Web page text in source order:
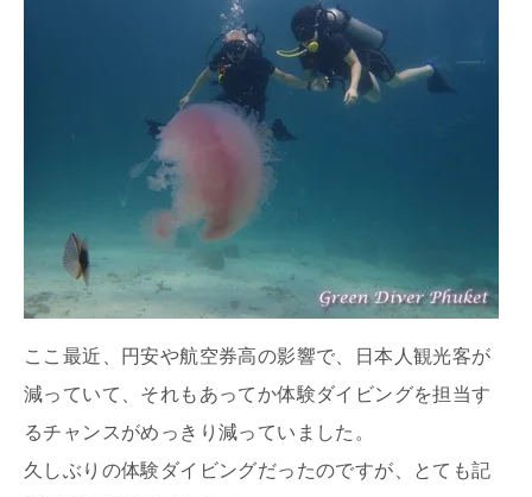
ここ最近、円安や航空券高の影響で、日本人観光客が
減っていて、それもあってか体験ダイビングを担当す
るチャンスがめっきり減っていました。
久しぶりの体験ダイビングだったのですが、とても記